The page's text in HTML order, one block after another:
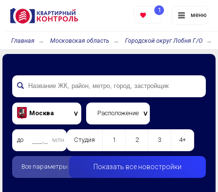
меню
1
Главная Московская область Городской округ Лобня Г/О
Москва Расположение
до млн. Студия 1 2 3 4+
Все параметры Показать все новостройки